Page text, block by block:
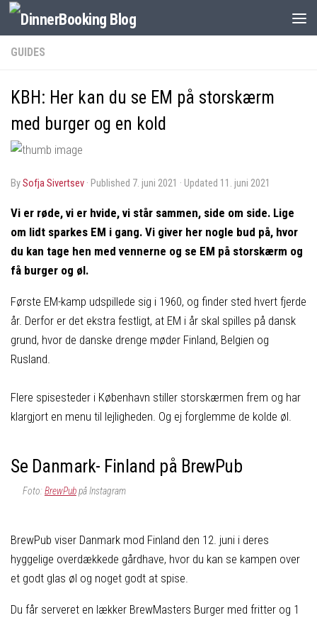
GUIDES
KBH: Her kan du se EM på storskærm
med burger og en kold
bySofja Sivertsev · Published 7. juni 2021 · Updated 11. juni 2021
Vi er røde, vi er hvide, vi står sammen, side om side. Lige
om lidt sparkes EM i gang. Vi giver her nogle bud på, hvor
du kan tage hen med vennerne og se EM på storskærm og
få burger og øl.
Første EM-kamp udspillede sig i 1960, og finder sted hvert fjerde
år. Derfor er det ekstra festligt, at EM i år skal spilles på dansk
grund, hvor de danske drenge møder Finland, Belgien og
Rusland.
Flere spisesteder i København stiller storskærmen frem og har
klargjort en menu til lejligheden. Og ej forglemme de kolde øl.
Se Danmark- Finland på BrewPub
Foto:BrewPubpå Instagram
BrewPub viser Danmark mod Finland den 12. juni i deres
hyggelige overdækkede gårdhave, hvor du kan se kampen over
et godt glas øl og noget godt at spise.
Du får serveret en lækker BrewMasters Burger med fritter og 1